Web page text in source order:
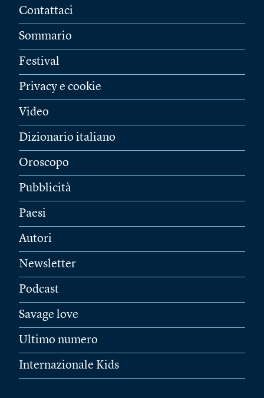
Contattaci
Sommario
Festival
Privacy e cookie
Video
Dizionario italiano
Oroscopo
Pubblicità
Paesi
Autori
Newsletter
Podcast
Savage love
Ultimo numero
Internazionale Kids